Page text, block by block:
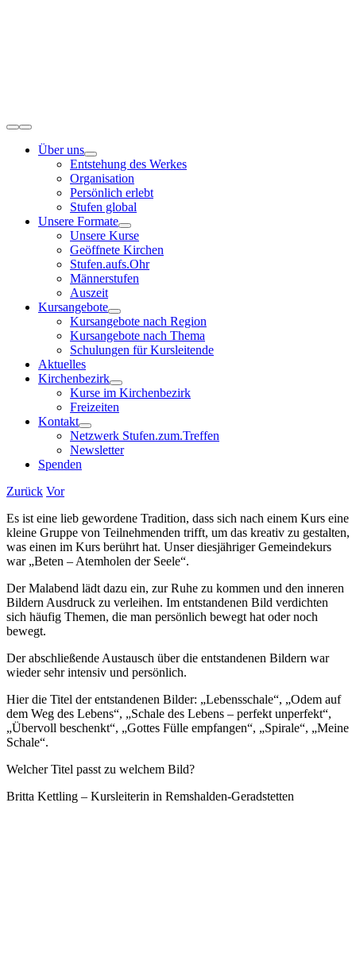
Toggle
NavigationÜber uns
Entstehung des Werkes
Organisation
Persönlich erlebt
Stufen global
Unsere Formate
Unsere Kurse
Geöffnete Kirchen
Stufen.aufs.Ohr
Männerstufen
Auszeit
Kursangebote
Kursangebote nach Region
Kursangebote nach Thema
Schulungen für Kursleitende
Aktuelles
Kirchenbezirk
Kurse im Kirchenbezirk
Freizeiten
Kontakt
Netzwerk Stufen.zum.Treffen
Newsletter
Spenden
Zurück Vor
Es ist eine lieb gewordene Tradition, dass sich nach einem Kurs eine
kleine Gruppe von Teilnehmenden trifft, um das kreativ zu gestalten,
was einen im Kurs berührt hat. Unser diesjähriger Gemeindekurs
war „Beten – Atemholen der Seele“.
Der Malabend lädt dazu ein, zur Ruhe zu kommen und den inneren
Bildern Ausdruck zu verleihen. Im entstandenen Bild verdichten
sich häufig Themen, die man persönlich bewegt hat oder noch
bewegt.
Der abschließende Austausch über die entstandenen Bildern war
wieder sehr intensiv und persönlich.
Hier die Titel der entstandenen Bilder: „Lebensschale“, „Odem auf
dem Weg des Lebens“, „Schale des Lebens – perfekt unperfekt“,
„Übervoll beschenkt“, „Gottes Fülle empfangen“, „Spirale“, „Meine
Schale“.
Welcher Titel passt zu welchem Bild?
Britta Kettling – Kursleiterin in Remshalden-Geradstetten